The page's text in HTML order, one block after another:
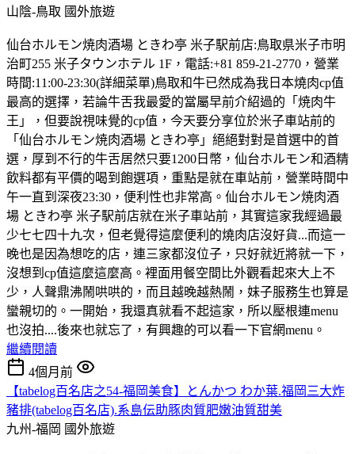
山陰-鳥取 國外旅遊
仙台ホルモン焼肉酒場 ときわ亭 米子駅前店:鳥取県米子市明
治町255 米子タウンホテル 1F，電話:+81 859-21-2770，營業
時間:11:00-23:30(詳細菜單)鳥取和牛已然成為我日本燒肉cp值
最高的選擇，若論牛舌我最愛的當屬早前介紹過的「焼肉牛
王」，但要說視味覺的cp值，今天要分享位於米子車站前的
「仙台ホルモン焼肉酒場 ときわ亭」絕絕對對是首選中的首
選，厚到不行的牛舌居然只要1200日幣，仙台ホルモン和酒精
飲料都有平價的喝到飽選項，重點是就在車站前，營業時間中
午一直到深夜23:30，便利性也非常高。仙台ホルモン焼肉酒
場 ときわ亭 米子駅前店就在米子車站前，其實這家我經過最
少七七四十九次，但老覺得這麼便利的燒肉店沒好貨...而這一
晚也是因為想吃的店，連三家都沒位子，只好就近將就一下，
沒想到cp值這麼這麼高。裡面用餐空間比外觀看起來大上不
少，人聲鼎沸鬧哄哄的，而且越晚越熱鬧，妹子服務生也算是
蠻親切的。一開始，我還真就看不起這家，所以壓根連menu
也沒拍....後來也就忘了，有興趣的可以看一下官網menu。
繼續閱讀
4個月前
【tabelog百名店之54-福岡美食】とんかつ わか葉.福岡三大炸
豬排(tabelog百名店).系島伝助豚肉質肥嫩油質甜美
九州-福岡 國外旅遊